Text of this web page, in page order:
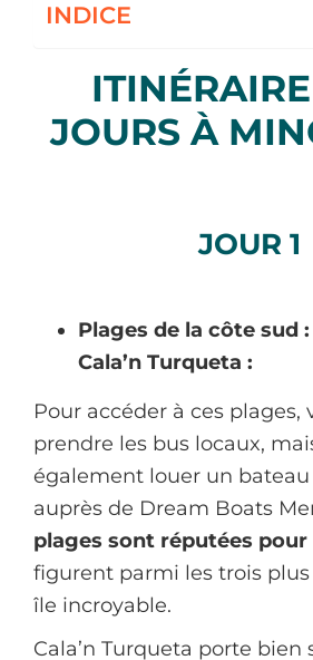
INDICE
JOURS À
JOUR 1
Plages de la côte sud
Cala’n Turqueta :
Pour accéder à ces plages,
prendre les bus locaux,
également louer un
auprès de Dream Boats
plages sont réputées
figurent parmi les trois
île incroyable.
Cala’n Turqueta porte bien